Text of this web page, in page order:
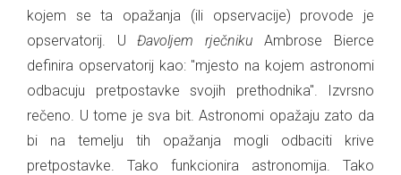
kojem se ta opažanja (ili opservacije) provode je
opservatorij. UĐavoljem rječniku Ambrose Bierce
definira opservatorij kao: "mjesto na kojem astronomi
odbacuju pretpostavke svojih prethodnika". Izvrsno
rečeno. U tome je sva bit. Astronomi opažaju zato da
bi na temelju tih opažanja mogli odbaciti krive
pretpostavke. Tako funkcionira astronomija. Tako